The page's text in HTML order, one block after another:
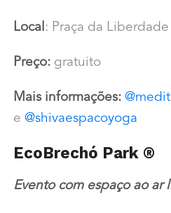
Local: Praça da Liberdade
Preço: gratuito
Mais informações:
e @shivaespacoyoga
EcoBrechó Park ®
Evento com espaço ao ar